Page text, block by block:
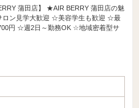
蒲田店】 ★AIR BERRY 蒲田店の魅
ン見学大歓迎 ☆美容学生も歓迎 ☆最
円 ☆週2日～勤務OK ☆地域密着型サ